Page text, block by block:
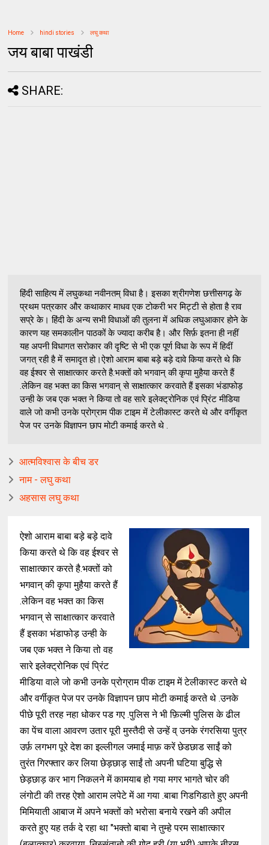
Home hindi stories लघु कथा
जय बाबा पाखंडी
SHARE:
हिंदी साहित्य में लघुकथा नवीनतम् विधा है। इसका श्रीगणेश छत्तीसगढ़ के
प्रथम पत्रकार और कथाकार माधव एक टोकरी भर मिट्टी से होता है राव
सप्रे के। हिंदी के अन्य सभी विधाओं की तुलना में अधिक लघुआकार होने के
कारण यह समकालीन पाठकों के ज्यादा करीब है। और सिर्फ़ इतना ही नहीं
यह अपनी विधागत सरोकार की दृष्टि से भी एक पूर्ण विधा के रूप में हिदीं
जगत् रही है में समादृत हो।ऐशो आराम बाबा बड़े बड़े दावे किया करते थे कि
वह ईश्वर से साक्षात्कार करते है.भक्तों को भगवान् की कृपा मुहैया करते हैं
.लेकिन वह भक्त का किस भगवान् से साक्षात्कार करवाते हैं इसका भंडाफोड़
उन्ही के जब एक भक्त ने किया तो वह सारे इलेक्ट्रोनिक एवं प्रिंट मीडिया
वाले जो कभी उनके प्रोग्राम पीक टाइम में टेलीकास्ट करते थे और वर्गीकृत
पेज पर उनके विज्ञापन छाप मोटी कमाई करते थे .
आत्मविश्वास के बीच डर
नाम - लघु कथा
अहसास लघु कथा
ऐशो आराम बाबा बड़े बड़े दावे
किया करते थे कि वह ईश्वर से
साक्षात्कार करते है.भक्तों को
भगवान् की कृपा मुहैया करते हैं
.लेकिन वह भक्त का किस
भगवान् से साक्षात्कार करवाते
हैं इसका भंडाफोड़ उन्ही के
जब एक भक्त ने किया तो वह
सारे इलेक्ट्रोनिक एवं प्रिंट
मीडिया वाले जो कभी उनके प्रोग्राम पीक टाइम में टेलीकास्ट करते थे
और वर्गीकृत पेज पर उनके विज्ञापन छाप मोटी कमाई करते थे .उनके
पीछे पूरी तरह नहा धोकर पड गए .पुलिस ने भी फ़िल्मी पुलिस के ढील
का पेंच वाला आवरण उतार पूरी मुस्तैदी से उन्हें व् उनके रंगरसिया पुत्र
उर्फ़ लगभग पूरे देश का इल्लीगल जमाई माफ़ करें छेडछाड साईं को
तुरंत गिरफ्तार कर लिया छेड़छाड़ साईं तो अपनी घटिया बुद्धि से
छेड़छाड़ कर भाग निकलने में कामयाब हो गया मगर भागते चोर की
लंगोटी की तरह ऐशो आराम लपेटे में आ गया .बाबा गिडगिडाते हुए अपनी
मिमियाती आबाज में अपने भक्तों को भरोसा बनाये रखने की अपील
करते हुए यह तर्क दे रहा था "भक्तो बाबा ने तुम्हे परम साक्षात्कार